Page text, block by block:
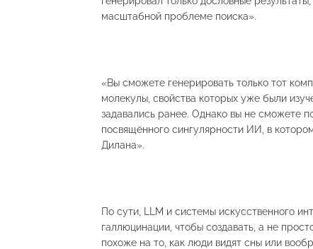
масштабной проблеме поиска».
«Вы сможете генерировать только тот
молекулы, свойства которых уже были
задавались ранее. Однако вы не сможете
посвящённого сингулярности ИИ, в
Дилана».
По сути, LLM и системы искусственного
галлюцинации, чтобы создавать, а не
похоже на то, как люди видят сны или